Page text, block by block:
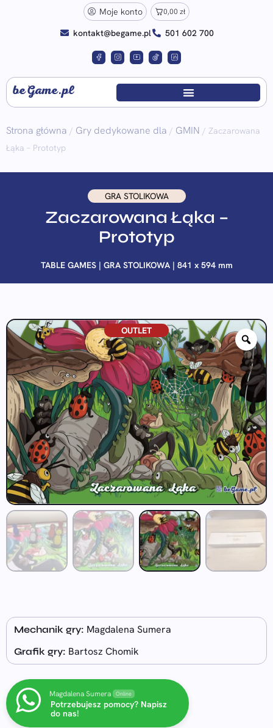
Moje konto 0,00 zł
kontakt@begame.pl 501 602 700
beGame.pl
Strona główna / Gry dedykowane dla / GMIN / Zaczarowana
Łąka – Prototyp
GRA STOLIKOWA
Zaczarowana Łąka –
Prototyp
TABLE GAMES | GRA STOLIKOWA | 841 x 594 mm
OUTLET
Mechanik gry: Magdalena Sumera
Grafik gry: Bartosz Chomik
Magdalena Sumera Online
Potrzebujesz pomocy? Napisz
do nas!